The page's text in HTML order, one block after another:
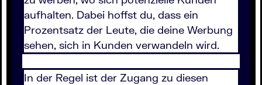
aufhalten. Dabei hoffst du, dass ein
Prozentsatz der Leute, die deine Werbung
sehen, sich in Kunden verwandeln wird.
In der Regel ist der Zugang zu diesen